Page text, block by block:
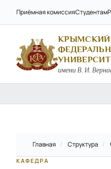
Приёмная комиссияСтудентам
КРЫМСКИЙ
имени В. И.
Главная / Структура /
КАФЕДРА